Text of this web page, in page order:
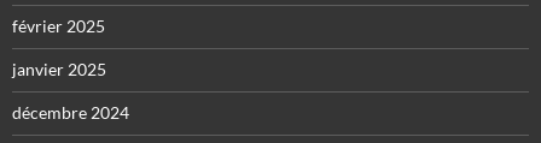
février 2025
janvier 2025
décembre 2024